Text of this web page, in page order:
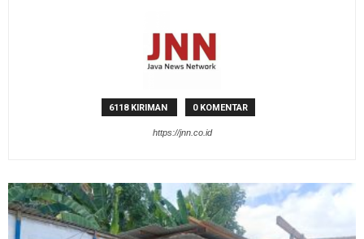
6118 KIRIMAN 0 KOMENTAR
https://jnn.co.id